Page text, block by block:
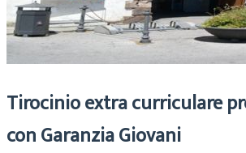
Tirocinio extra curriculare
con Garanzia Giovani